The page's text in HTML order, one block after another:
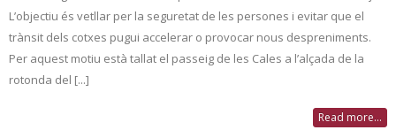
L’objectiu és vetllar per la seguretat de les persones i evitar que el
trànsit dels cotxes pugui accelerar o provocar nous despreniments.
Per aquest motiu està tallat el passeig de les Cales a l’alçada de la
rotonda del [...]
Read more...